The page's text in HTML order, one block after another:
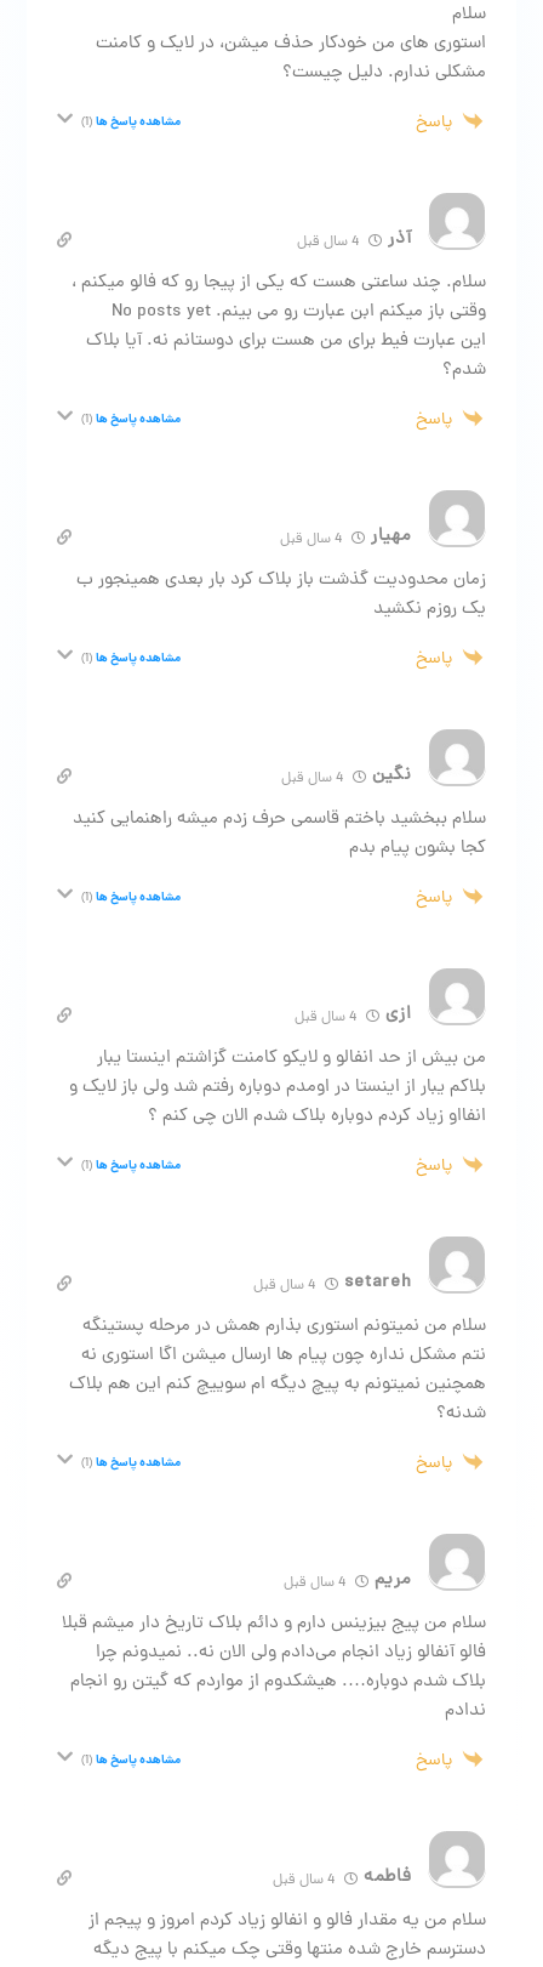
سلام
استوری های من خودکار حذف میشن، در لایک و کامنت
مشکلی ندارم. دلیل چیست؟
پاسخ مشاهده پاسخ ها(1)
آذر
سلام. چند ساعتی هست که یکی از پیجا رو که فالو میکنم ،
وقتی باز میکنم ابن عبارت رو می بینم. No posts yet
این عبارت فیط برای من هست برای دوستانم نه. آیا بلاک
شدم؟
پاسخ مشاهده پاسخ ها(1)
مهیار
زمان محدودیت گذشت باز بلاک کرد بار بعدی همینجور ب
یک روزم نکشید
پاسخ مشاهده پاسخ ها(1)
نگین
سلام ببخشید باختم قاسمی حرف زدم میشه راهنمایی کنید
کجا بشون پیام بدم
پاسخ مشاهده پاسخ ها(1)
ازی
من بیش از حد انفالو و لایکو کامنت گزاشتم اینستا یبار
بلاکم یبار از اینستا در اومدم دوباره رفتم شد ولی باز لایک و
انفااو زیاد کردم دوباره بلاک شدم الان چی کنم ؟
پاسخ مشاهده پاسخ ها(1)
setareh
سلام من نمیتونم استوری بذارم همش در مرحله پستینگه
نتم مشکل نداره چون پیام ها ارسال میشن اگا استوری نه
همچنین نمیتونم به پیچ دیگه ام سوییچ کنم این هم بلاک
شدنه؟
پاسخ مشاهده پاسخ ها(1)
مریم
سلام من پیج بیزینس دارم و دائم بلاک تاریخ دار میشم قبلا
فالو آنفالو زیاد انجام می‌دادم ولی الان نه.. نمیدونم چرا
بلاک شدم دوباره…. هیشکدوم از مواردم که گیتن رو انجام
ندادم
پاسخ مشاهده پاسخ ها(1)
فاطمه
سلام من یه مقدار فالو و انفالو زیاد کردم امروز و پیجم از
دسترسم خارج شده منتها وقتی چک میکنم با پیج دیگه